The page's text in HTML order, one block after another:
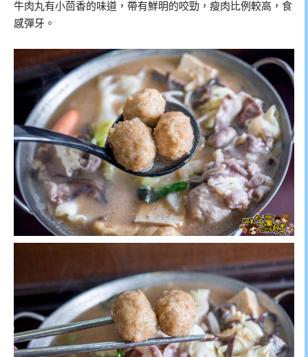
牛肉丸有小茴香的味道，帶有鮮明的咬勁，瘦肉比例較高，食
感彈牙。